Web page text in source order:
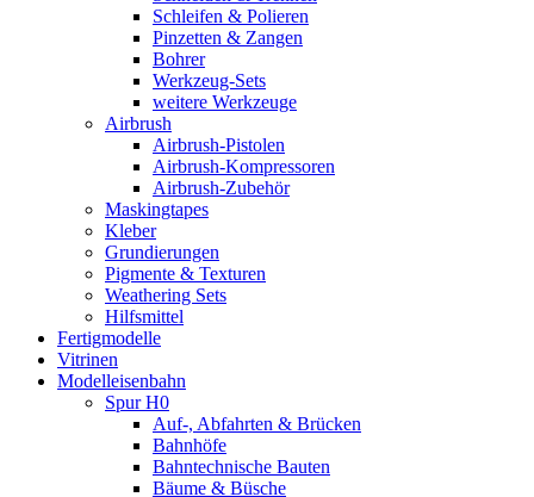
Schleifen & Polieren
Pinzetten & Zangen
Bohrer
Werkzeug-Sets
weitere Werkzeuge
Airbrush
Airbrush-Pistolen
Airbrush-Kompressoren
Airbrush-Zubehör
Maskingtapes
Kleber
Grundierungen
Pigmente & Texturen
Weathering Sets
Hilfsmittel
Fertigmodelle
Vitrinen
Modelleisenbahn
Spur H0
Auf-, Abfahrten & Brücken
Bahnhöfe
Bahntechnische Bauten
Bäume & Büsche